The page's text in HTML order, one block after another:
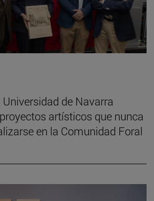
Universidad de Navarra
artísticos que nunca
en la Comunidad Foral